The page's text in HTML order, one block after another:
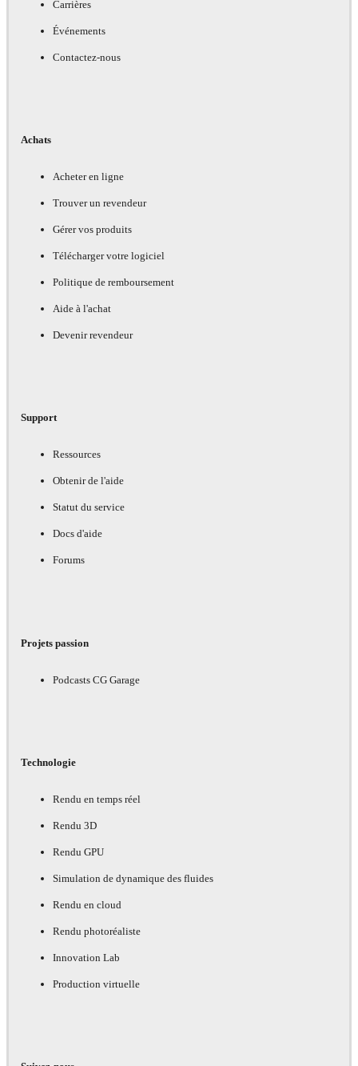
Carrières
Événements
Contactez-nous
Achats
Acheter en ligne
Trouver un revendeur
Gérer vos produits
Télécharger votre logiciel
Politique de remboursement
Aide à l'achat
Devenir revendeur
Support
Ressources
Obtenir de l'aide
Statut du service
Docs d'aide
Forums
Projets passion
Podcasts CG Garage
Technologie
Rendu en temps réel
Rendu 3D
Rendu GPU
Simulation de dynamique des fluides
Rendu en cloud
Rendu photoréaliste
Innovation Lab
Production virtuelle